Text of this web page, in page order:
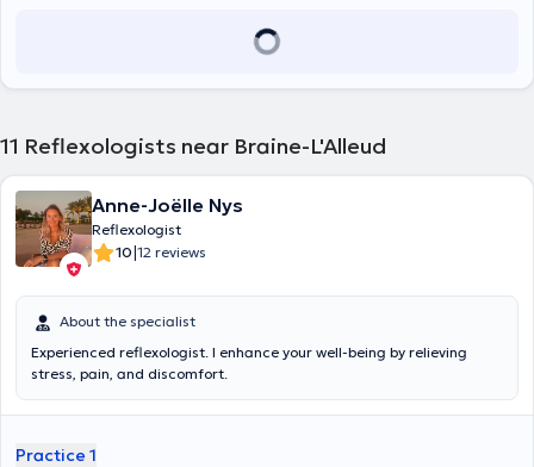
11 Reflexologists near Braine-L'Alleud
Anne-Joëlle Nys
Reflexologist
10|12 reviews
About the specialist
Experienced reflexologist. I enhance your well-being by relieving
stress, pain, and discomfort.
Practice 1